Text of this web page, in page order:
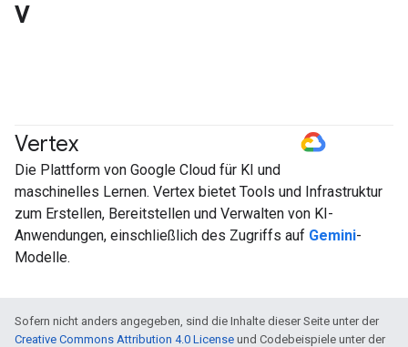
V
Vertex #GoogleCloud
Die Plattform von Google Cloud für KI und
maschinelles Lernen. Vertex bietet Tools und Infrastruktur
zum Erstellen, Bereitstellen und Verwalten von KI-
Anwendungen, einschließlich des Zugriffs auf Gemini-
Modelle.
Sofern nicht anders angegeben, sind die Inhalte dieser Seite unter der
Creative Commons Attribution 4.0 License und Codebeispiele unter der